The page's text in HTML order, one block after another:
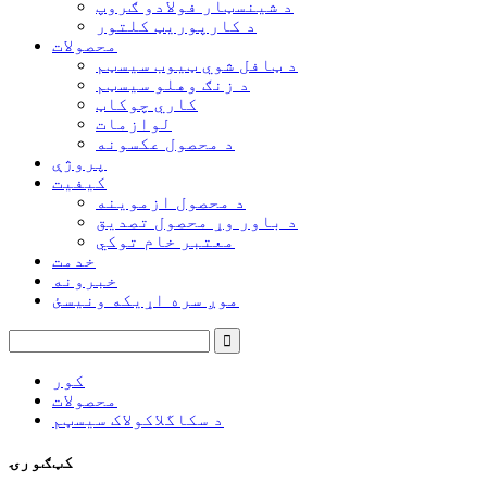
د شینسټار فولادو ګروپ
د کارپوریټ کلتور
محصولات
د ټافل شوي ټیوب سیسټم
د زنګ وهلو سیسټم
کاري چوکاټ
لوازمات
د محصول عکسونه
پروژې
کیفیت
د محصول ازموینه
د باور وړ محصول تصدیق
معتبر خام توکي
خدمت
خبرونه
موږ سره اړیکه ونیسئ
کور
محصولات
د سکاگلاکولاک سیسټم
کټګورۍ